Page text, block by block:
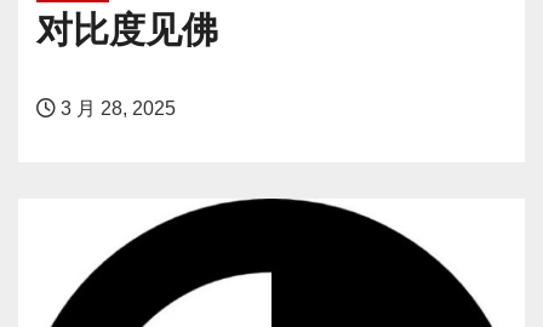
对比度见佛
3 月 28, 2025